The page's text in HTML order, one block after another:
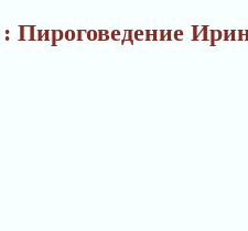
Пироговедение